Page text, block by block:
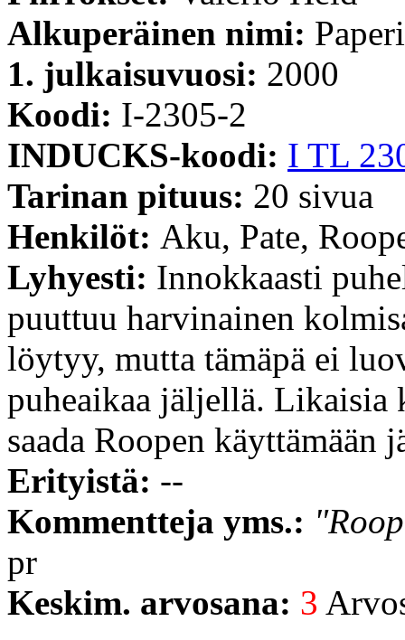
Alkuperäinen nimi:
1. julkaisuvuosi: 2000
Koodi: I-2305-2
INDUCKS-koodi: I TL
Tarinan pituus: 20 sivua
Henkilöt: Aku, Pate,
Lyhyesti: Innokkaasti
puuttuu harvinainen
löytyy, mutta tämäpä ei
puheaikaa jäljellä. Likaisia
saada Roopen
Erityistä: --
Kommentteja yms.:
pr
Keskim. arvosana: 3